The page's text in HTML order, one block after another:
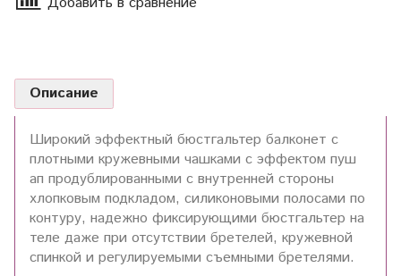
Описание
Широкий эффектный бюстгальтер балконет с
плотными кружевными чашками с эффектом пуш
ап продублированными с внутренней стороны
хлопковым подкладом, силиконовыми полосами по
контуру, надежно фиксирующими бюстгальтер на
теле даже при отсутствии бретелей, кружевной
спинкой и регулируемыми съемными бретелями.